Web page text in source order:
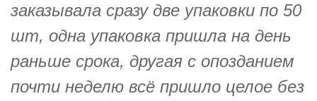
заказывала сразу две упаковки по 50
шт, одна упаковка пришла на день
раньше срока, другая с опозданием
почти неделю всё пришло целое без